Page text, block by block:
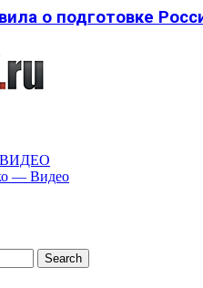
о подготовке
ВИДЕО
— Видео
Search